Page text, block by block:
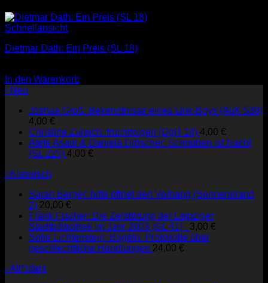
Schnellansicht
Dietmar Dath: Ein Preis (SL 18)
In den Warenkorb
› Neu
Joshua Groß: Bekenntnisse eines Link-Boys (AuK 538)
4,00 €
Christine Zureich: fruchtfolgen (DgR 18) 4,00 €
Atefe Asadi & Daniela Dröscher: Schreiben ist Nacht
(SL 225) 4,00 €
› Klassisch
Sarah Berger: bitte öffnet den Vorhang (Sonnenbrand
2) 20,00 €
Frank Fischer: Die Zerstörung der Leipziger
Stadtbibliothek im Jahr 2003 (SL 41)
3,00 €
Sofie Lichtenstein: Bügeln. Protokolle über
geschlechtliche Handlungen 24,00 €
› All*Stars